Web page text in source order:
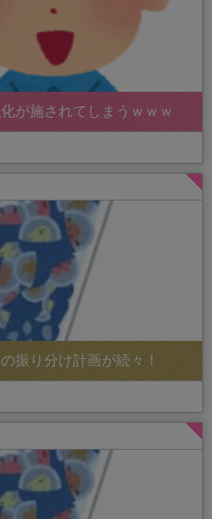
が施されてしまうｗｗｗ
振り分け計画が続々！